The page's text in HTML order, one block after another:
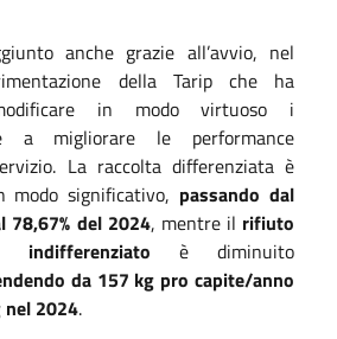
anche grazie all’avvio, nel
della Tarip che ha
in modo virtuoso i
a migliorare le performance
La raccolta differenziata è
significativo, passando dal
78,67% del 2024, mentre il rifiuto
è diminuito
da 157 kg pro capite/anno
nel 2024.